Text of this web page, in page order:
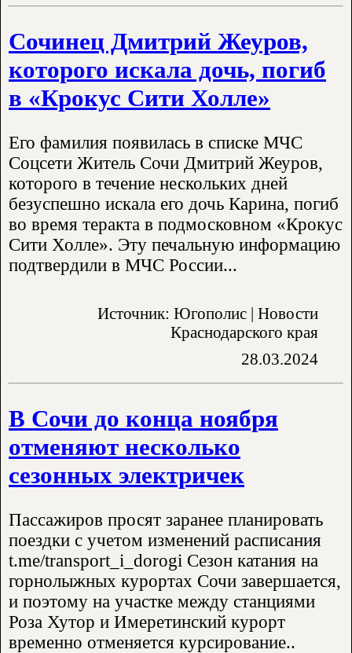
Сочинец Дмитрий Жеуров,
которого искала дочь, погиб
в «Крокус Сити Холле»
Его фамилия появилась в списке МЧС
Соцсети Житель Сочи Дмитрий Жеуров,
которого в течение нескольких дней
безуспешно искала его дочь Карина, погиб
во время теракта в подмосковном «Крокус
Сити Холле». Эту печальную информацию
подтвердили в МЧС России...
Источник: Югополис | Новости
Краснодарского края
28.03.2024
В Сочи до конца ноября
отменяют несколько
сезонных электричек
Пассажиров просят заранее планировать
поездки с учетом изменений расписания
t.me/transport_i_dorogi Сезон катания на
горнолыжных курортах Сочи завершается,
и поэтому на участке между станциями
Роза Хутор и Имеретинский курорт
временно отменяется курсирование..